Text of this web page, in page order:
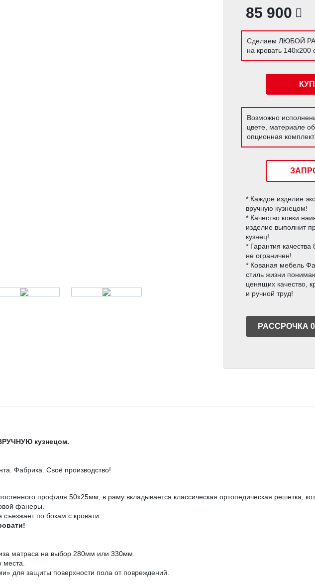
85 900
Сделаем ЛЮБОЙ
на кровать 140х200
Возможно
цвете, материале
опционная
* Каждое изделие
вручную кузнецом!
* Качество ковки
изделие выполнит
кузнец!
* Гарантия
не ограничен!
* Кованая мебель
стиль жизни
ценящих качество,
и ручной труд!
РАССРОЧКА
кузнецом.
Фабрика. Своё производство!
профиля 50х25мм, в раму вкладывается классическая ортопедическая решетка,
фанеры.
по бокам с кровати.
матраса на выбор 280мм или 330мм.
для защиты поверхности пола от повреждений.